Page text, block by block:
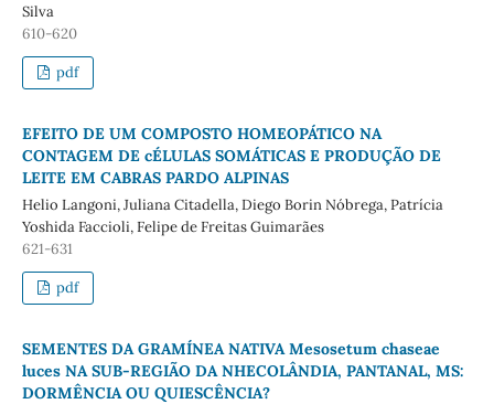
Silva
610-620
pdf
EFEITO DE UM COMPOSTO HOMEOPÁTICO NA
CONTAGEM DE cÉLULAS SOMÁTICAS E PRODUÇÃO DE
LEITE EM CABRAS PARDO ALPINAS
Helio Langoni, Juliana Citadella, Diego Borin Nóbrega, Patrícia
Yoshida Faccioli, Felipe de Freitas Guimarães
621-631
pdf
SEMENTES DA GRAMÍNEA NATIVA Mesosetum chaseae
luces NA SUB-REGIÃO DA NHECOLÂNDIA, PANTANAL, MS:
DORMÊNCIA OU QUIESCÊNCIA?